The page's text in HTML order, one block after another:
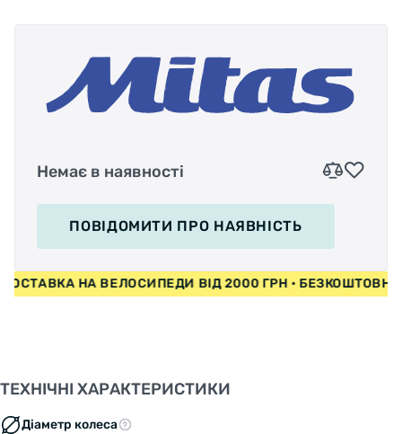
Немає в наявності
ПОВІДОМИТИ ПРО НАЯВНІСТЬ
НА ВЕЛОСИПЕДИ ВІД 2000 ГРН • БЕЗКОШТОВНА
ТЕХНІЧНІ ХАРАКТЕРИСТИКИ
Діаметр колеса